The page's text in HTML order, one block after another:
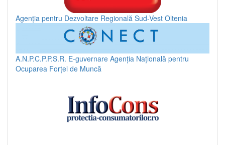
Agenția pentru Dezvoltare Regională Sud-Vest Oltenia
A.N.P.C.P.P.S.R. E-guvernare Agenția Națională pentru
Ocuparea Forței de Muncă